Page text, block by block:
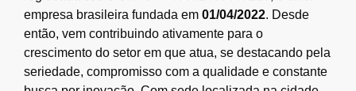
empresa brasileira fundada em 01/04/2022. Desde
então, vem contribuindo ativamente para o
crescimento do setor em que atua, se destacando pela
seriedade, compromisso com a qualidade e constante